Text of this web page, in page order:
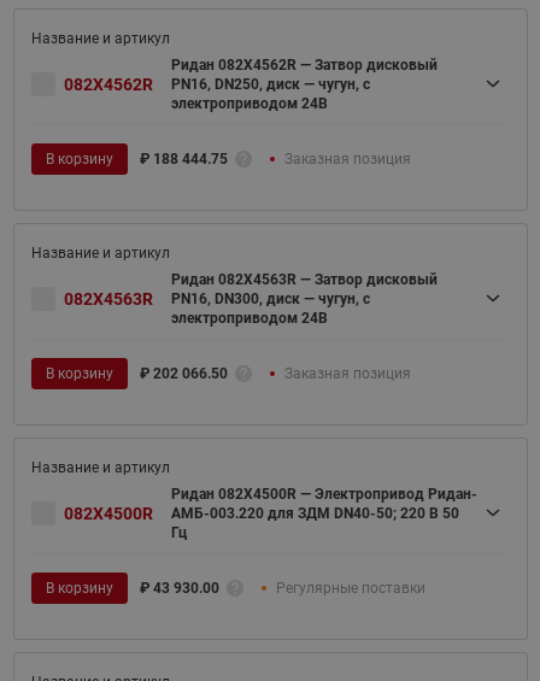
082X4562R
Ридан 082X4562R — Затвор дисковый
PN16, DN250, диск — чугун, с
электроприводом 24В
В корзину ₽ 188 444.75 Заказная позиция
082X4563R
Ридан 082X4563R — Затвор дисковый
PN16, DN300, диск — чугун, с
электроприводом 24В
В корзину ₽ 202 066.50 Заказная позиция
082X4500R
Ридан 082X4500R — Электропривод Ридан-
АМБ-003.220 для ЗДМ DN40-50; 220 В 50
Гц
В корзину ₽ 43 930.00 Регулярные поставки